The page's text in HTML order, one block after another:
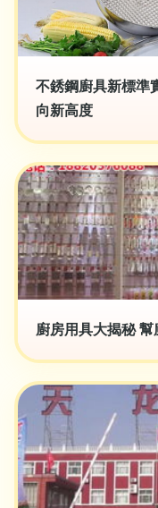
不銹鋼廚具新標準
向新高度
廚房用具大揭秘